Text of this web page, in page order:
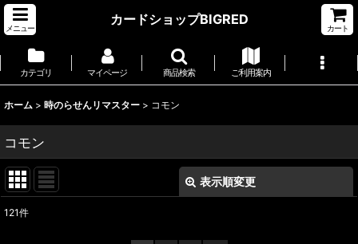
メニュー
カードショップBIGRED
カート
カテゴリ マイページ 商品検索 ご利用案内
ホーム > 時のらせんリマスター > コモン
コモン
表示順変更
121件